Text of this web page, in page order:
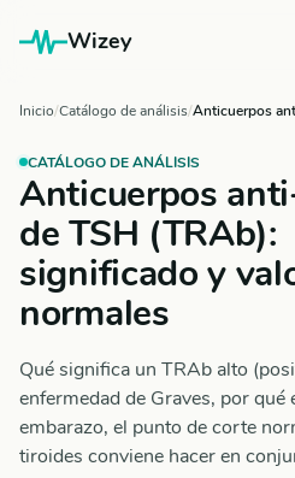
Wizey
Inicio Catálogo de análisis Anticuerpos
CATÁLOGO DE ANÁLISIS
Anticuerpos
de TSH (TRAb):
significado y
normales
Qué significa un TRAb alto
enfermedad de Graves, por
embarazo, el punto de corte
tiroides conviene hacer en